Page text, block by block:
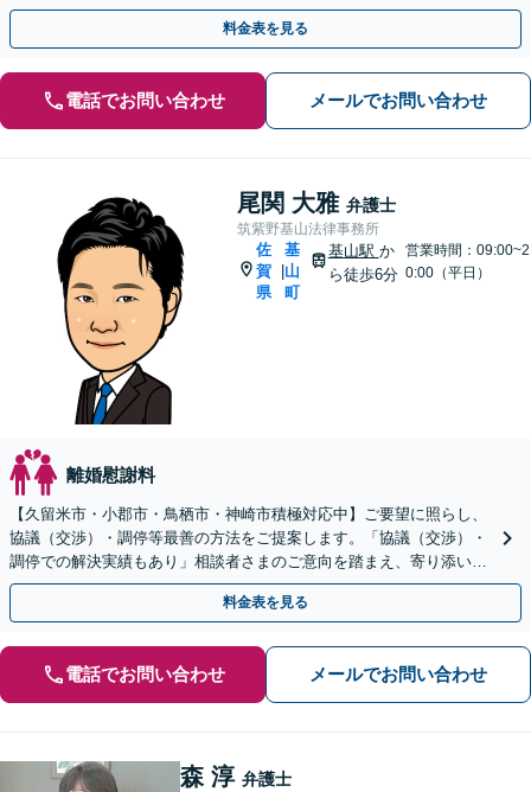
に、私に任せてみませんか。
料金表を見る
電話でお問い合わせ メールでお問い合わせ
尾関 大雅 弁護士
筑紫野基山法律事務所
佐
賀
県
基
山
町
基山駅 か
ら徒歩6分
営業時間：09:00~2
0:00（平日）
離婚慰謝料
【久留米市・小郡市・鳥栖市・神崎市積極対応中】ご要望に照らし、
協議（交渉）・調停等最善の方法をご提案します。「協議（交渉）・
調停での解決実績もあり」相談者さまのご意向を踏まえ、寄り添い親
身に対応します【休日・夜間相談可】
料金表を見る
電話でお問い合わせ メールでお問い合わせ
森 淳 弁護士